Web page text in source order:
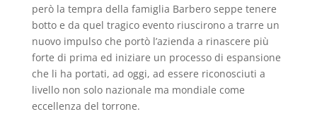
però la tempra della famiglia Barbero seppe tenere
botto e da quel tragico evento riuscirono a trarre un
nuovo impulso che portò l’azienda a rinascere più
forte di prima ed iniziare un processo di espansione
che li ha portati, ad oggi, ad essere riconosciuti a
livello non solo nazionale ma mondiale come
eccellenza del torrone.